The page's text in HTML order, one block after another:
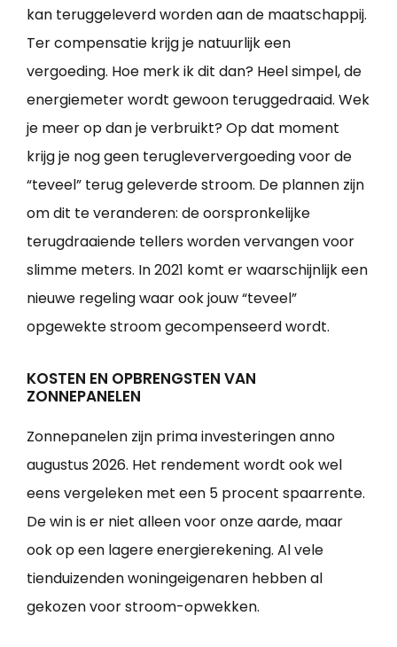
kan teruggeleverd worden aan de maatschappij.
Ter compensatie krijg je natuurlijk een
vergoeding. Hoe merk ik dit dan? Heel simpel, de
energiemeter wordt gewoon teruggedraaid. Wek
je meer op dan je verbruikt? Op dat moment
krijg je nog geen terugleververgoeding voor de
“teveel” terug geleverde stroom. De plannen zijn
om dit te veranderen: de oorspronkelijke
terugdraaiende tellers worden vervangen voor
slimme meters. In 2021 komt er waarschijnlijk een
nieuwe regeling waar ook jouw “teveel”
opgewekte stroom gecompenseerd wordt.
KOSTEN EN OPBRENGSTEN VAN
ZONNEPANELEN
Zonnepanelen zijn prima investeringen anno
augustus 2026. Het rendement wordt ook wel
eens vergeleken met een 5 procent spaarrente.
De win is er niet alleen voor onze aarde, maar
ook op een lagere energierekening. Al vele
tienduizenden woningeigenaren hebben al
gekozen voor stroom-opwekken.